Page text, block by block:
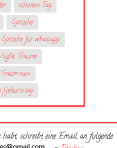
schönen Tag
Sprüche
Sprüche fur whatsapp
Süße Träume
Traum suss
Geburtstag
schreibt eine Email an folgende